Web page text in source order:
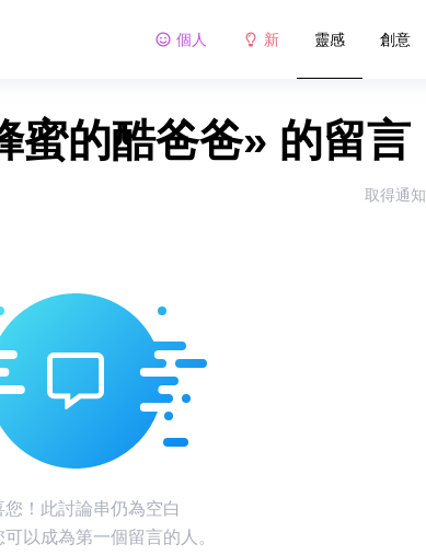
個人 新 靈感 創意
蜜的酷爸爸» 的留言
取得通知
您！此討論串仍為空白
可以成為第一個留言的人。